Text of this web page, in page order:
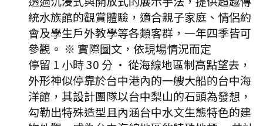
統水族館的觀賞體驗，適合親子家庭、情侶約
會及學生戶外教學等各類客群，一年四季皆可
參觀。 ※ 實際圖文，依現場情況而定
停留 1 小時 30 分 · 從海線地區制高點望去，
外形神似停靠於台中港內的一艘大船的台中海
洋館，其設計團隊以台中梨山的石頭為發想，
勾勒出特殊造型且內涵台中水文生態特色的建